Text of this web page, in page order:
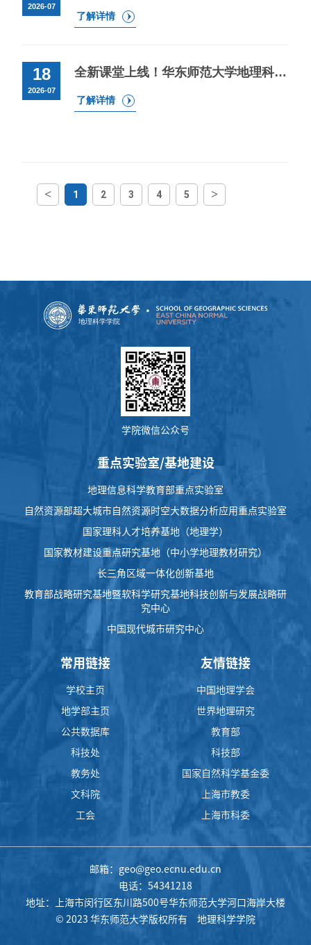
2026-07
了解详情
18
2026-07
全新课堂上线！华东师范大学地理科学学院“地球说”暑假科普课程报名（三）
了解详情
< 1 2 3 4 5 >
学院微信公众号
重点实验室/基地建设
地理信息科学教育部重点实验室
自然资源部超大城市自然资源时空大数据分析应用重点实验室
国家理科人才培养基地（地理学）
国家教材建设重点研究基地（中小学地理教材研究）
长三角区域一体化创新基地
教育部战略研究基地暨软科学研究基地科技创新与发展战略研
究中心
中国现代城市研究中心
常用链接
学校主页
地学部主页
公共数据库
科技处
教务处
文科院
工会
友情链接
中国地理学会
世界地理研究
教育部
科技部
国家自然科学基金委
上海市教委
上海市科委
邮箱：geo@geo.ecnu.edu.cn
电话：54341218
地址：上海市闵行区东川路500号华东师范大学河口海岸大楼
© 2023 华东师范大学版权所有 地理科学学院